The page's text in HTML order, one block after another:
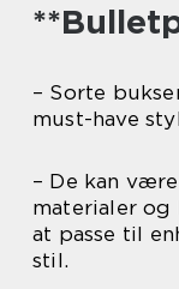
– Sorte
must-have
– De kan
materialer
at passe til
stil.